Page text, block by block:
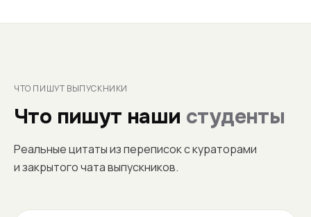
ЧТО ПИШУТ ВЫПУСКНИКИ
Что пишут наши студенты
Реальные цитаты из переписок с кураторами
и закрытого чата выпускников.